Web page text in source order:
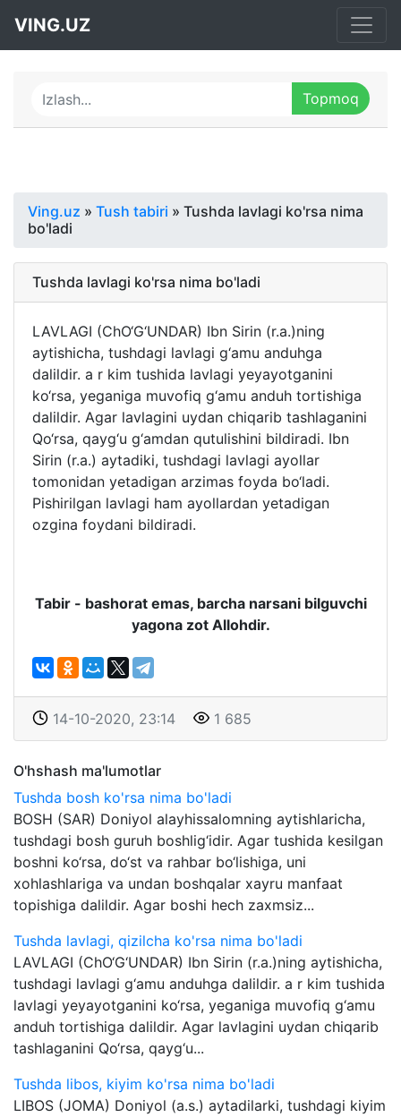
VING.UZ
Ving.uz » Tush tabiri » Tushda lavlagi ko'rsa nima
bo'ladi
Tushda lavlagi ko'rsa nima bo'ladi
LAVLAGI (ChO‘G‘UNDAR) Ibn Sirin (r.a.)ning
aytishicha, tushdagi lavlagi g‘amu anduhga
dalildir. a r kim tushida lavlagi yeyayotganini
ko‘rsa, yeganiga muvofiq g‘amu anduh tortishiga
dalildir. Agar lavlagini uydan chiqarib tashlaganini
Qo‘rsa, qayg‘u g‘amdan qutulishini bildiradi. Ibn
Sirin (r.a.) aytadiki, tushdagi lavlagi ayollar
tomonidan yetadigan arzimas foyda bo‘ladi.
Pishirilgan lavlagi ham ayollardan yetadigan
ozgina foydani bildiradi.
Tabir - bashorat emas, barcha narsani bilguvchi
yagona zot Allohdir.
14-10-2020, 23:14 1 685
O'hshash ma'lumotlar
Tushda bosh ko'rsa nima bo'ladi
BOSH (SAR) Doniyol alayhissalomning aytishlaricha,
tushdagi bosh guruh boshlig‘idir. Agar tushida kesilgan
boshni ko‘rsa, do‘st va rahbar bo‘lishiga, uni
xohlashlariga va undan boshqalar xayru manfaat
topishiga dalildir. Agar boshi hech zaxmsiz...
Tushda lavlagi, qizilcha ko'rsa nima bo'ladi
LAVLAGI (ChO‘G‘UNDAR) Ibn Sirin (r.a.)ning aytishicha,
tushdagi lavlagi g‘amu anduhga dalildir. a r kim tushida
lavlagi yeyayotganini ko‘rsa, yeganiga muvofiq g‘amu
anduh tortishiga dalildir. Agar lavlagini uydan chiqarib
tashlaganini Qo‘rsa, qayg‘u...
Tushda libos, kiyim ko'rsa nima bo'ladi
LIBOS (JOMA) Doniyol (a.s.) aytadilarki, tushdagi kiyim